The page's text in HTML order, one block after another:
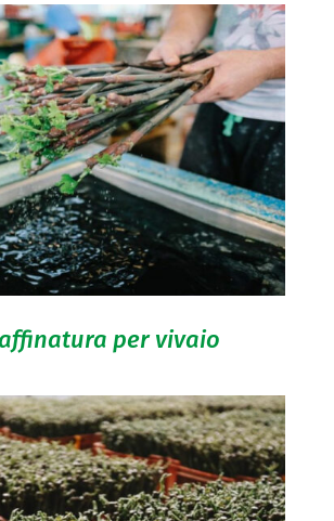
per vivaio